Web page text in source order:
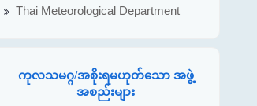
Thai Meteorological Department
ကုလသမဂ္ဂ/အစိုးရမဟုတ်သော အဖွဲ့
အစည်းများ